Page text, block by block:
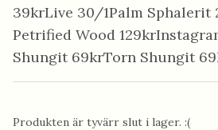
39krLive 30/1Palm Sphalerit
Petrified Wood
Shungit 69krTorn Shungit
Produkten är tyvärr slut i lager. :(